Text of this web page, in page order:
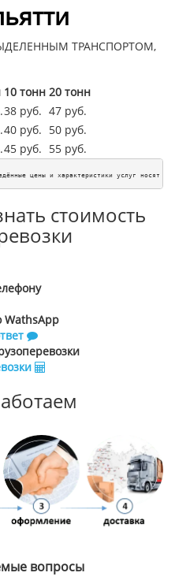
ТРАНСПОРТОМ,
10 тонн 20 тонн
38 руб. 47 руб.
40 руб. 50 руб.
45 руб. 55 руб.
цены и характеристики услуг носят
стоимость
WathsApp
вопросы